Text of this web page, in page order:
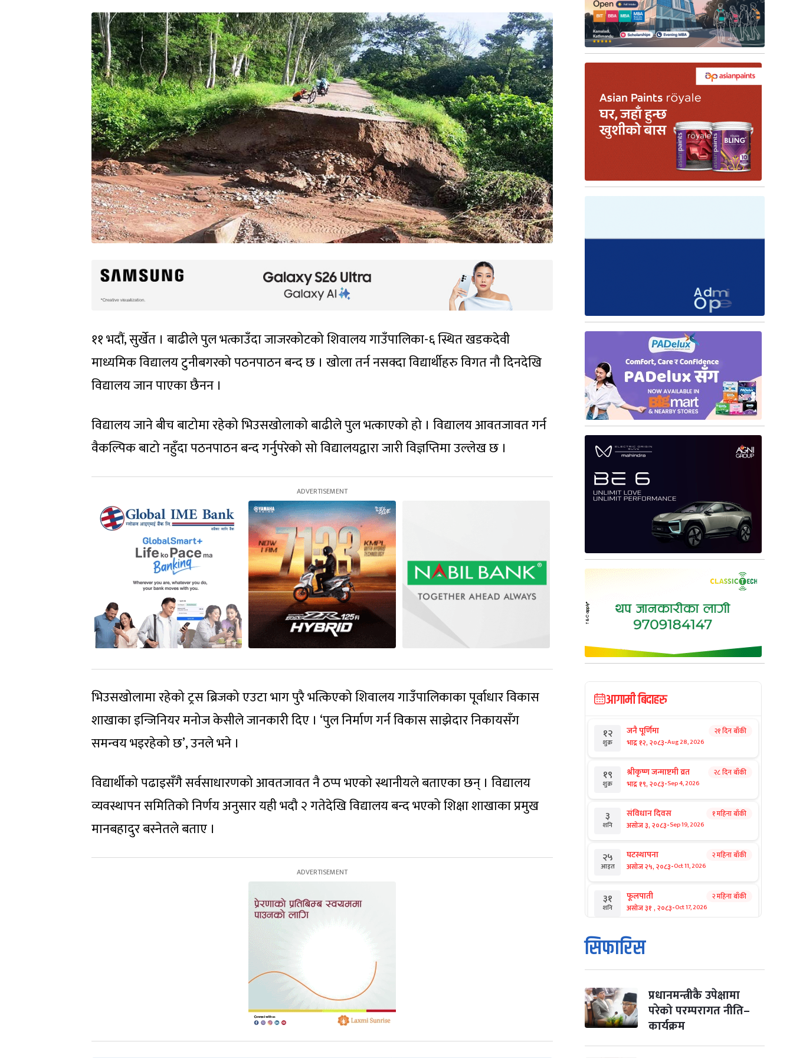
११ भदौं, सुर्खेत । बाढीले पुल भत्काउँदा जाजरकोटको शिवालय गाउँपालिका-६ स्थित खडकदेवी
माध्यमिक विद्यालय टुनीबगरको पठनपाठन बन्द छ । खोला तर्न नसक्दा विद्यार्थीहरु विगत नौ दिनदेखि
विद्यालय जान पाएका छैनन ।
विद्यालय जाने बीच बाटोमा रहेको भिउसखोलाको बाढीले पुल भत्काएको हो । विद्यालय आवतजावत गर्न
वैकल्पिक बाटो नहुँदा पठनपाठन बन्द गर्नुपरेको सो विद्यालयद्वारा जारी विज्ञप्तिमा उल्लेख छ ।
भिउसखोलामा रहेको ट्रस ब्रिजको एउटा भाग पुरै भत्किएको शिवालय गाउँपालिकाका पूर्वाधार विकास
शाखाका इन्जिनियर मनोज केसीले जानकारी दिए । ‘पुल निर्माण गर्न विकास साझेदार निकायसँग
समन्वय भइरहेको छ’, उनले भने ।
विद्यार्थीको पढाइसँगै सर्वसाधारणको आवतजावत नै ठप्प भएको स्थानीयले बताएका छन् । विद्यालय
व्यवस्थापन समितिको निर्णय अनुसार यही भदौ २ गतेदेखि विद्यालय बन्द भएको शिक्षा शाखाका प्रमुख
मानबहादुर बस्नेतले बताए ।
आगामी बिदाहरु
१२
शुक्र
जनै पूर्णिमा
भाद्र १२, २०८३-Aug 28, 2026
२१ दिन बाँकी
१९
शुक्र
श्रीकृष्ण जन्माष्टमी व्रत
भाद्र १९, २०८३-Sep 4, 2026
२८ दिन बाँकी
३
शनि
संविधान दिवस
असोज ३, २०८३-Sep 19, 2026
१ महिना बाँकी
२५
आइत
घटस्थापना
असोज २५, २०८३-Oct 11, 2026
२ महिना बाँकी
३१
शनि
फूलपाती
असोज ३१ , २०८३-Oct 17, 2026
२ महिना बाँकी
१
आइत
कार्तिक सङ्क्रान्ति
कार्तिक १, २०८३
मंगल कार्तिक ३, २०८३-Oct 20, 2026
४ विजयादशमी
कार्तिक ४, २०८३-Oct 21, 2026
सिफारिस
प्रधानमन्त्रीकै उपेक्षामा
परेको परम्परागत नीति–
कार्यक्रम